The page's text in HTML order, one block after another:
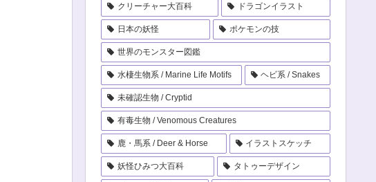
クリーチャー大百科 ドラゴンイラスト
日本の妖怪 ポケモンの技
世界のモンスター図鑑
水棲生物系 / Marine Life Motifs ヘビ系 / Snakes
未確認生物 / Cryptid
有毒生物 / Venomous Creatures
鹿・馬系 / Deer & Horse イラストスケッチ
妖怪ひみつ大百科 タトゥーデザイン